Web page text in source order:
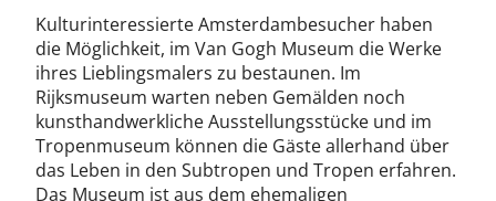
Kulturinteressierte Amsterdambesucher haben
die Möglichkeit, im Van Gogh Museum die Werke
ihres Lieblingsmalers zu bestaunen. Im
Rijksmuseum warten neben Gemälden noch
kunsthandwerkliche Ausstellungsstücke und im
Tropenmuseum können die Gäste allerhand über
das Leben in den Subtropen und Tropen erfahren.
Das Museum ist aus dem ehemaligen